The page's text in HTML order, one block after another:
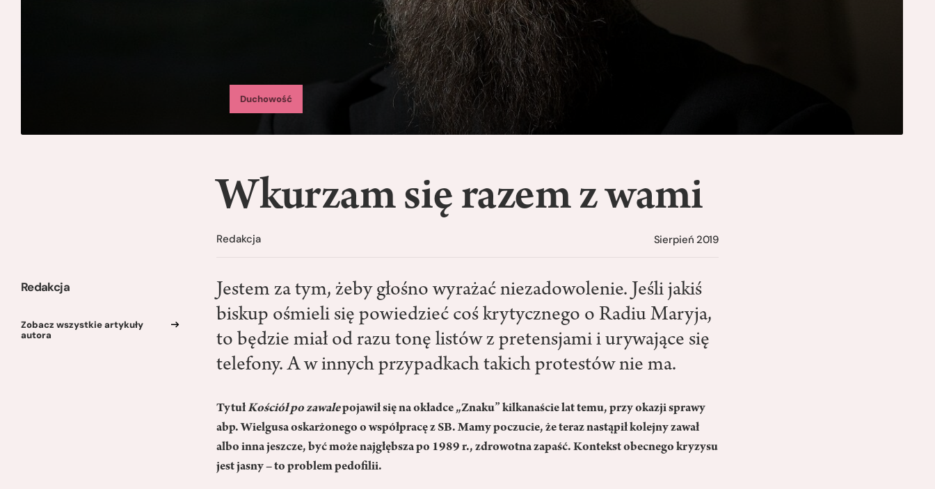
Duchowość
Redakcja
Zobacz wszystkie artykuły
autora
Wkurzam się razem z wami
Redakcja Sierpień 2019
Jestem za tym, żeby głośno wyrażać niezadowolenie. Jeśli jakiś
biskup ośmieli się powiedzieć coś krytycznego o Radiu Maryja,
to będzie miał od razu tonę listów z pretensjami i urywające się
telefony. A w innych przypadkach takich protestów nie ma.
TytułKościół po zawalepojawił się na okładce „Znaku” kilkanaście lat temu, przy okazji sprawy
abp. Wielgusa oskarżonego o współpracę z SB. Mamy poczucie, że teraz nastąpił kolejny zawał
albo inna jeszcze, być może najgłębsza po 1989 r., zdrowotna zapaść. Kontekst obecnego kryzysu
jest jasny – to problem pedofilii.